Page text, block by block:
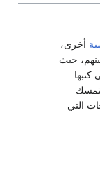
أخرى،
حيث
فتمسك
التي